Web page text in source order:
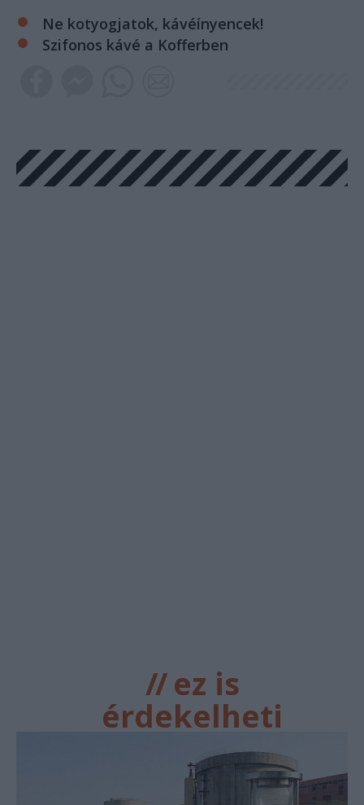
Ne kotyogjatok, kávéínyencek!
Szifonos kávé a Kofferben
//ez is
érdekelheti